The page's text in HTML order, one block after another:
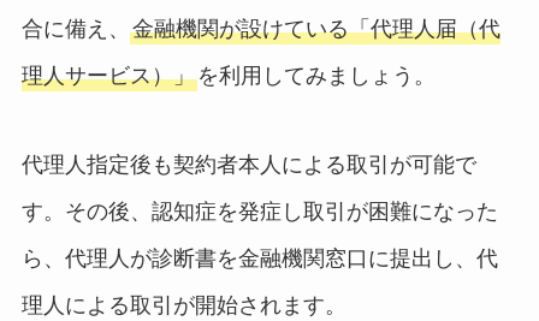
合に備え、 金融機関が設けている「代理人届（代
理人サービス）」を利用してみましょう。
代理人指定後も契約者本人による取引が可能で
す。その後、認知症を発症し取引が困難になった
ら、代理人が診断書を金融機関窓口に提出し、代
理人による取引が開始されます。